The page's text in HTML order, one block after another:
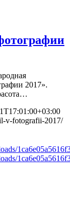
2017».
v-fotografii-2017/